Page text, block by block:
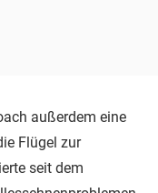
außerdem eine
Flügel zur
seit dem